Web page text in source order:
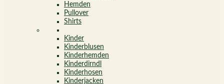
Hemden
Pullover
Shirts
Kinder
Kinderblusen
Kinderhemden
Kinderdirndl
Kinderhosen
Kinderjacken